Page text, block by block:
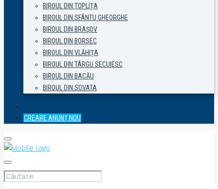
BIROUL DIN TOPLIȚA
BIROUL DIN SFÂNTU GHEORGHE
BIROUL DIN BRAȘOV
BIROUL DIN BORSEC
BIROUL DIN VLĂHIȚA
BIROUL DIN TÂRGU SECUIESC
BIROUL DIN BACĂU
BIROUL DIN SOVATA
CREARE ANUNȚ NOU